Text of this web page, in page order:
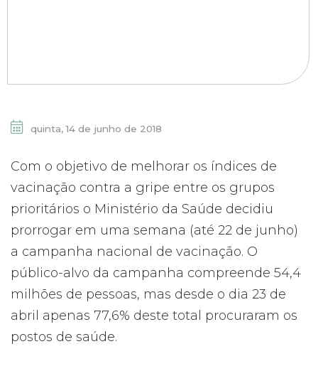
quinta, 14 de junho de 2018
Com o objetivo de melhorar os índices de
vacinação contra a gripe entre os grupos
prioritários o Ministério da Saúde decidiu
prorrogar em uma semana (até 22 de junho)
a campanha nacional de vacinação. O
público-alvo da campanha compreende 54,4
milhões de pessoas, mas desde o dia 23 de
abril apenas 77,6% deste total procuraram os
postos de saúde.